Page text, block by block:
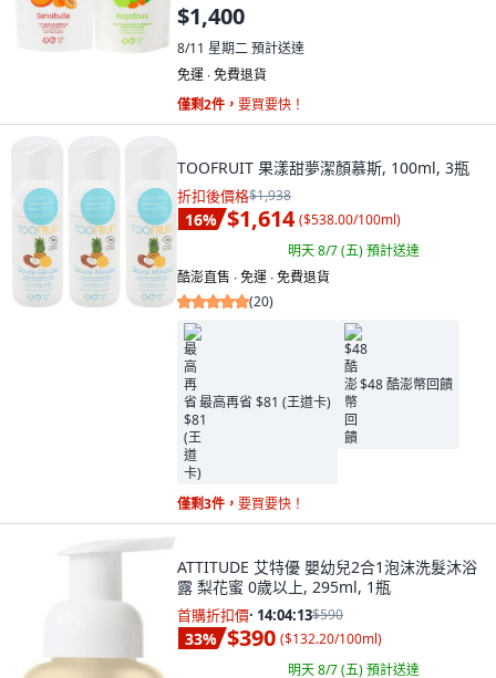
$1,400
8/11 星期二預計送達
免運 ∙ 免費退貨
僅剩2件， 要買要快！
TOOFRUIT 果漾甜夢潔顏慕斯, 100ml, 3瓶
折扣後價格$1,938
16% $1,614 ($538.00/100ml)
明天 8/7 (五)預計送達
酷澎直售 ∙ 免運 ∙ 免費退貨
(20)
最高再省 $81 (王道卡)
$48 酷澎幣回饋
僅剩3件， 要買要快！
ATTITUDE 艾特優 嬰幼兒2合1泡沫洗髮沐浴
露 梨花蜜 0歲以上, 295ml, 1瓶
首購折扣價· 14:04:11$590
33% $390 ($132.20/100ml)
明天 8/7 (五)預計送達